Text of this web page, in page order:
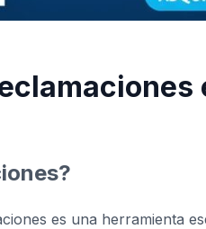
es una herramienta